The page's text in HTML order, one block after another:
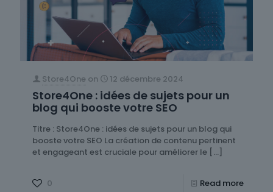
Store4One on 12 décembre 2024
Store4One : idées de sujets pour un
blog qui booste votre SEO
Titre : Store4One : idées de sujets pour un blog qui
booste votre SEO La création de contenu pertinent
et engageant est cruciale pour améliorer le […]
0 Read more